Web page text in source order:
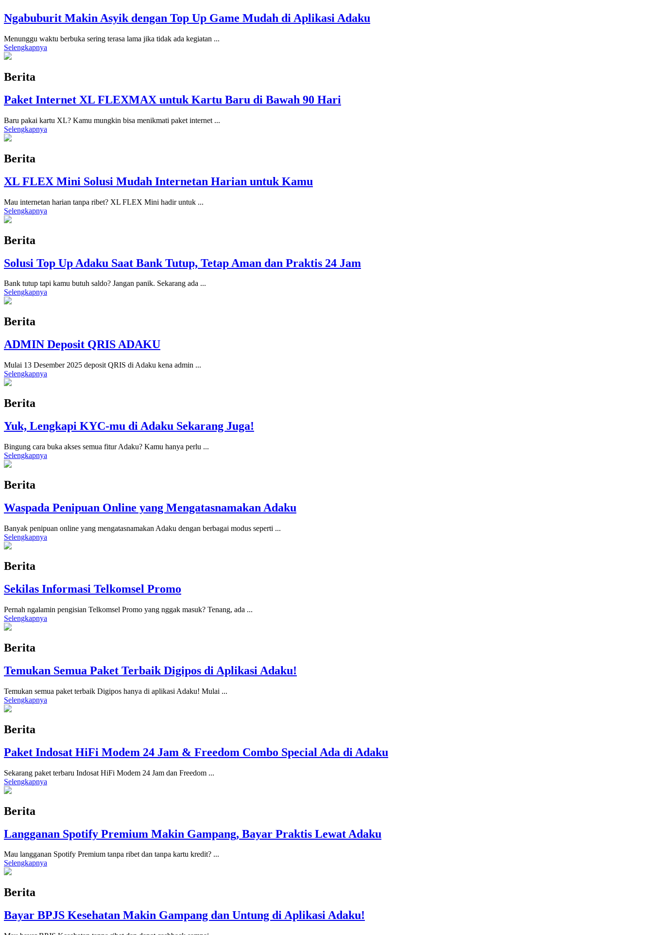
Ngabuburit Makin Asyik dengan Top Up Game Mudah di Aplikasi Adaku
Menunggu waktu berbuka sering terasa lama jika tidak ada kegiatan ...
Selengkapnya
Berita
Paket Internet XL FLEXMAX untuk Kartu Baru di Bawah 90 Hari
Baru pakai kartu XL? Kamu mungkin bisa menikmati paket internet ...
Selengkapnya
Berita
XL FLEX Mini Solusi Mudah Internetan Harian untuk Kamu
Mau internetan harian tanpa ribet? XL FLEX Mini hadir untuk ...
Selengkapnya
Berita
Solusi Top Up Adaku Saat Bank Tutup, Tetap Aman dan Praktis 24 Jam
Bank tutup tapi kamu butuh saldo? Jangan panik. Sekarang ada ...
Selengkapnya
Berita
ADMIN Deposit QRIS ADAKU
Mulai 13 Desember 2025 deposit QRIS di Adaku kena admin ...
Selengkapnya
Berita
Yuk, Lengkapi KYC-mu di Adaku Sekarang Juga!
Bingung cara buka akses semua fitur Adaku? Kamu hanya perlu ...
Selengkapnya
Berita
Waspada Penipuan Online yang Mengatasnamakan Adaku
Banyak penipuan online yang mengatasnamakan Adaku dengan berbagai modus seperti ...
Selengkapnya
Berita
Sekilas Informasi Telkomsel Promo
Pernah ngalamin pengisian Telkomsel Promo yang nggak masuk? Tenang, ada ...
Selengkapnya
Berita
Temukan Semua Paket Terbaik Digipos di Aplikasi Adaku!
Temukan semua paket terbaik Digipos hanya di aplikasi Adaku! Mulai ...
Selengkapnya
Berita
Paket Indosat HiFi Modem 24 Jam & Freedom Combo Special Ada di Adaku
Sekarang paket terbaru Indosat HiFi Modem 24 Jam dan Freedom ...
Selengkapnya
Berita
Langganan Spotify Premium Makin Gampang, Bayar Praktis Lewat Adaku
Mau langganan Spotify Premium tanpa ribet dan tanpa kartu kredit? ...
Selengkapnya
Berita
Bayar BPJS Kesehatan Makin Gampang dan Untung di Aplikasi Adaku!